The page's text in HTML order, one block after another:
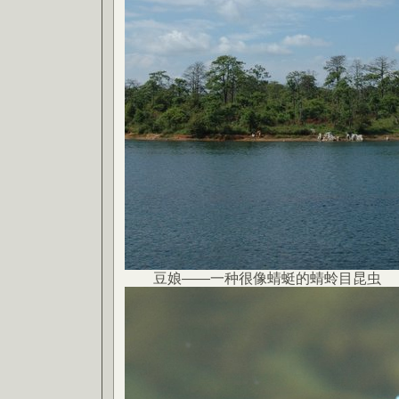
豆娘——一种很像蜻蜓的蜻蛉目昆虫